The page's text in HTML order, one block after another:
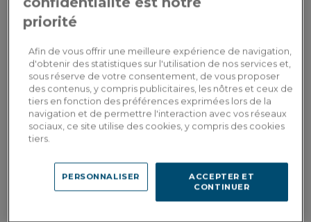
Escritorio escandinavo de roble teinte naturelle L120 cm
priorité
Afin de vous offrir une meilleure expérience de navigation,
d'obtenir des statistiques sur l'utilisation de nos services et,
sous réserve de votre consentement, de vous proposer
des contenus, y compris publicitaires, les nôtres et ceux de
tiers en fonction des préférences exprimées lors de la
navigation et de permettre l'interaction avec vos réseaux
sociaux, ce site utilise des cookies, y compris des cookies
tiers.
ACCEPTER ET
CONTINUER
PERSONNALISER